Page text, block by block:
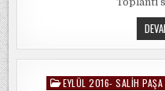
Posted
EYLÜL 2016- SALIH